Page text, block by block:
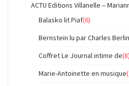
ACTU Editions Villanelle –
Balasko lit Piaf(6)
Bernstein lu par Charles
Coffret Le Journal intime de(8)
Marie-Antoinette en musique